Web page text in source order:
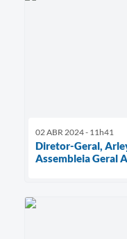
02 ABR 2024 - 11h41
Diretor-Geral,
Assembleia Geral